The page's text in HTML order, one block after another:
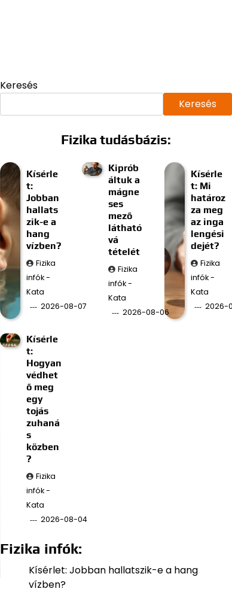
Keresés
Keresés
Fizika tudásbázis:
Kísérle
t:
Jobban
hallats
zik-e a
hang
vízben?
Fizika
infók -
Kata
2026-08-07
Kiprób
áltuk a
mágne
ses
mező
látható
vá
tételét
Fizika
infók -
Kata
2026-08-06
Kísérle
t: Mi
határoz
za meg
az inga
lengési
dejét?
Fizika
infók -
Kata
2026-
Kísérle
t:
Hogyan
védhet
ő meg
egy
tojás
zuhaná
s
közben
?
Fizika
infók -
Kata
2026-08-04
Fizika infók:
Kísérlet: Jobban hallatszik-e a hang
vízben?